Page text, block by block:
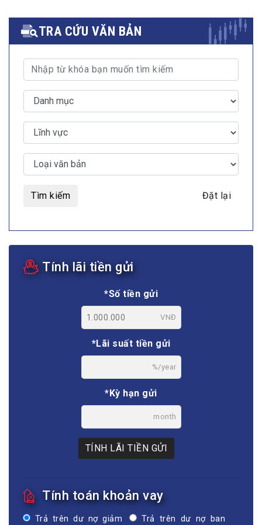
TRA CỨU VĂN BẢN
Tìm kiếm Đặt lại
Tính lãi tiền gửi
*Số tiền gửi
VNĐ
*Lãi suất tiền gửi
%/year
*Kỳ hạn gửi
month
TÍNH LÃI TIỀN GỬI
Tính toán khoản vay
Trả trên dư nợ giảm
Trả trên dư nợ ban